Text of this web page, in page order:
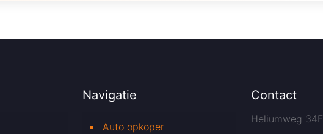
Navigatie
Auto opkoper
Contact
Heliumweg 34F